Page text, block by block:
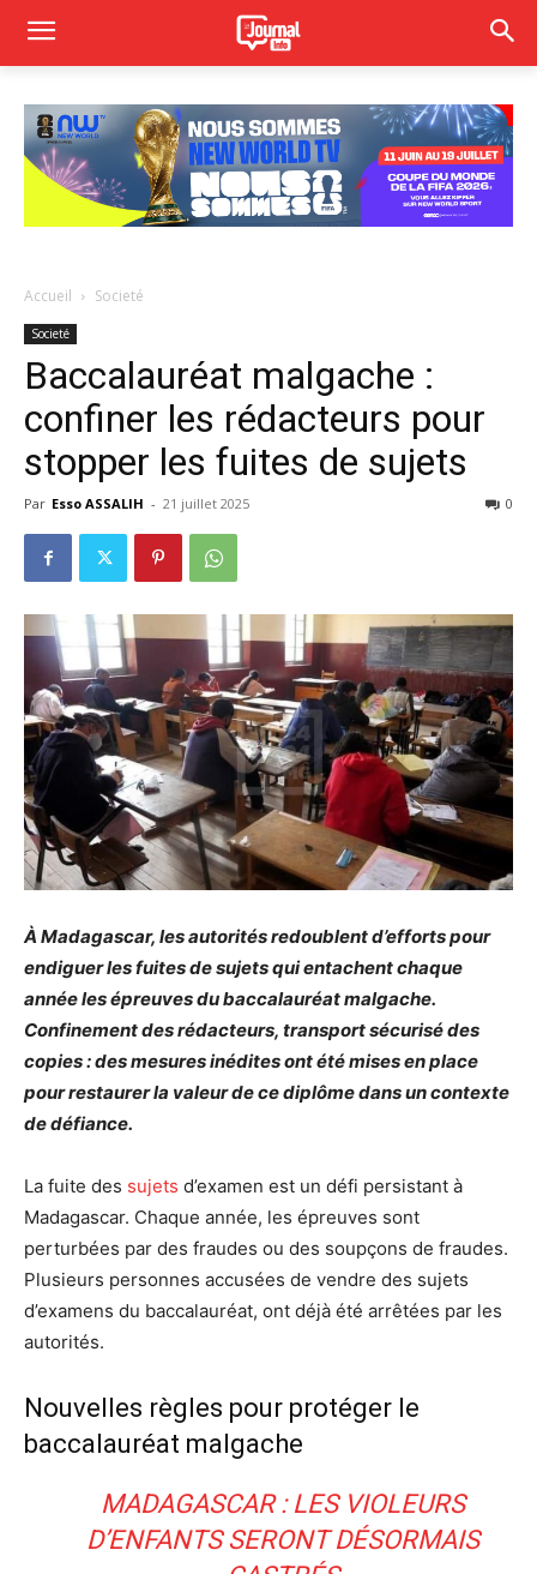
Accueil Societé
Societé
Baccalauréat malgache :
confiner les rédacteurs pour
stopper les fuites de sujets
Par Esso ASSALIH - 21 juillet 2025 0
À Madagascar, les autorités redoublent d’efforts pour
endiguer les fuites de sujets qui entachent chaque
année les épreuves du baccalauréat malgache.
Confinement des rédacteurs, transport sécurisé des
copies : des mesures inédites ont été mises en place
pour restaurer la valeur de ce diplôme dans un contexte
de défiance.
La fuite des sujets d’examen est un défi persistant à
Madagascar. Chaque année, les épreuves sont
perturbées par des fraudes ou des soupçons de fraudes.
Plusieurs personnes accusées de vendre des sujets
d’examens du baccalauréat, ont déjà été arrêtées par les
autorités.
Nouvelles règles pour protéger le
baccalauréat malgache
MADAGASCAR : LES VIOLEURS
D’ENFANTS SERONT DÉSORMAIS